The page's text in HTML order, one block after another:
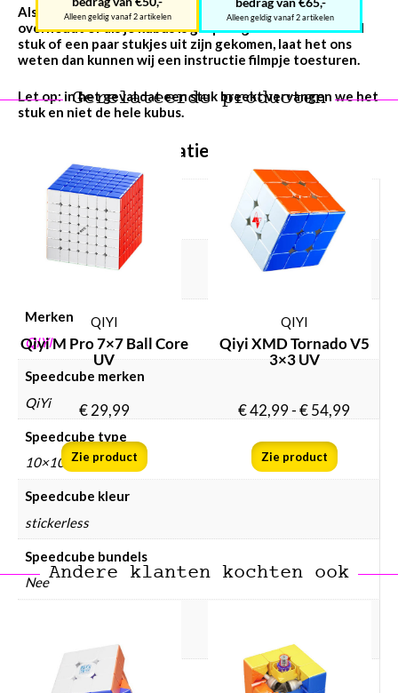
Als je kubus is ontploft en je een stapel stukken
overhoudt of als je kubus is gesprongen en er een enkel
stuk of een paar stukjes uit zijn gekomen, laat het ons
weten dan kunnen wij een instructie filmpje toesturen.
Let op: in het geval dat een stuk breekt vervangen we het
stuk en niet de hele kubus.
Aanvullende informatie
Gewicht
384 g
Afmetingen
Merken
QIYI
Speedcube merken
QiYi
Speedcube type
10×10
Speedcube kleur
stickerless
Speedcube bundels
Nee
Speedcube prijsklasse
Alleen geldig vanaf 2 artikelen Alleen geldig vanaf 2 artikelen
Gerelateerde producten
QIYI
Qiyi M Pro 7×7 Ball Core
UV
€29,99
Zie product
QIYI
Qiyi XMD Tornado V5
3×3 UV
€42,99-€54,99
Zie product
Andere klanten kochten ook